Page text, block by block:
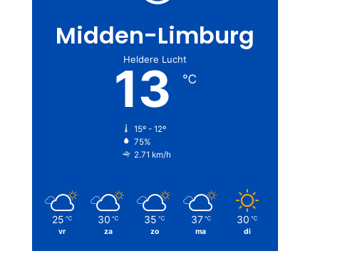
Midden-Limburg
Heldere Lucht
13 ℃
15º - 12º
75%
2.71 km/h
25 ℃
vr
30 ℃
za
35 ℃
zo
37 ℃
ma
30 ℃
di